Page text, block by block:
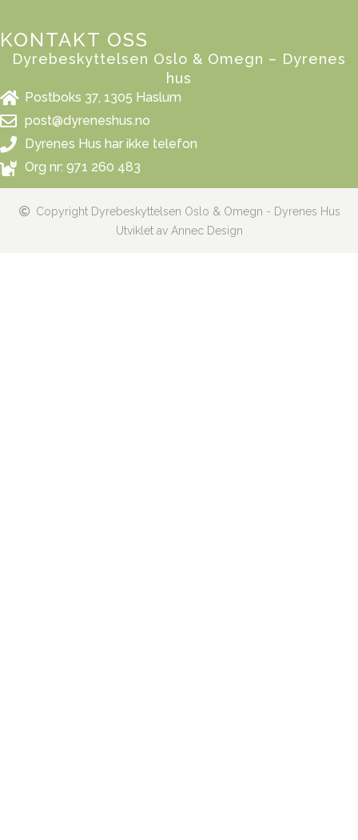
KONTAKT OSS
Dyrebeskyttelsen Oslo & Omegn – Dyrenes
hus
Postboks 37, 1305 Haslum
post@dyreneshus.no
Dyrenes Hus har ikke telefon
Org nr: 971 260 483
Copyright Dyrebeskyttelsen Oslo & Omegn - Dyrenes Hus
Utviklet av Annec Design